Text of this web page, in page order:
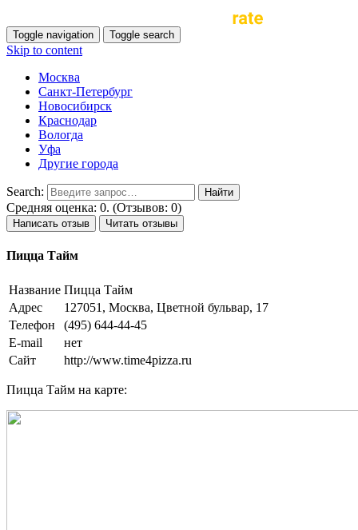
Toggle navigation Toggle search
Skip to content
Москва
Санкт-Петербург
Новосибирск
Краснодар
Вологда
Уфа
Другие города
Search:
Средняя оценка: 0. (Отзывов: 0)
Написать отзыв Читать отзывы
Пицца Тайм
Название Пицца Тайм
Адрес
127051, Москва, Цветной бульвар, 17
Телефон
(495) 644-44-45
E-mail
нет
Сайт
http://www.time4pizza.ru
Пицца Тайм на карте: